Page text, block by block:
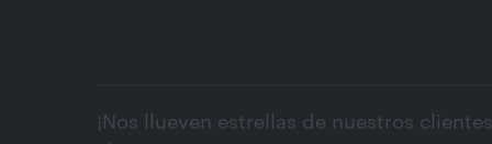
¡Nos llueven estrellas de nuestros